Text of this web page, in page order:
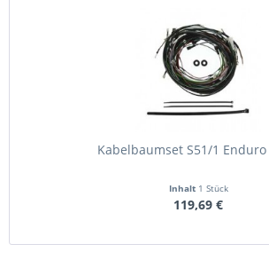
Kabelbaumset S51/1 Enduro
Inhalt 1 Stück
119,69 €